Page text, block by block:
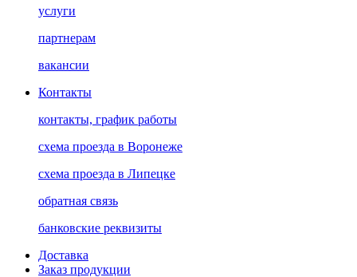
услуги
партнерам
вакансии
Контакты
контакты, график работы
схема проезда в Воронеже
схема проезда в Липецке
обратная связь
банковские реквизиты
Доставка
Заказ продукции